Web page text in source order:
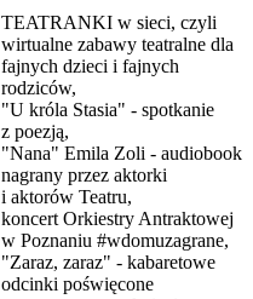
TEATRANKI w sieci, czyli
wirtualne zabawy teatralne dla
fajnych dzieci i fajnych
rodziców,
"U króla Stasia" - spotkanie
z poezją,
"Nana" Emila Zoli - audiobook
nagrany przez aktorki
i aktorów Teatru,
koncert Orkiestry Antraktowej
w Poznaniu #wdomuzagrane,
"Zaraz, zaraz" - kabaretowe
odcinki poświęcone